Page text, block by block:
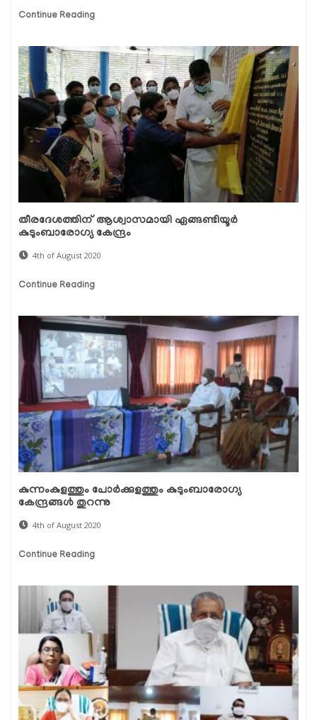
Continue Reading
തീരദേശത്തിന് ആശ്വാസമായി ഏങ്ങണ്ടിയൂര്‍
കുടുംബാരോഗ്യ കേന്ദ്രം
4th of August 2020
Continue Reading
കുന്നംകുളത്തും പോര്‍ക്കുളത്തും കുടുംബാരോഗ്യ
കേന്ദ്രങ്ങള്‍ തുറന്നു
4th of August 2020
Continue Reading